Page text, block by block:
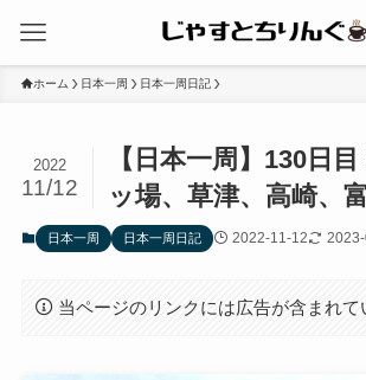
ホーム 日本一周 日本一周日記
【日本一周】130日
ッ場、草津、高崎、富
2022
11/12
日本一周 日本一周日記 2022-11-12
当ページのリンクには広告が含まれて